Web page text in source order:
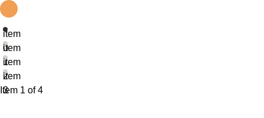
item
0
item
1
item
2
item
3
Item 1 of 4